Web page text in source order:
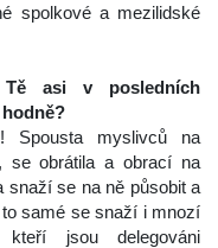
spolkové a mezilidské
Tě asi v posledních
Spousta myslivců na
se obrátila a obrací na
se na ně působit a
samé se snaží i mnozí
jsou delegováni